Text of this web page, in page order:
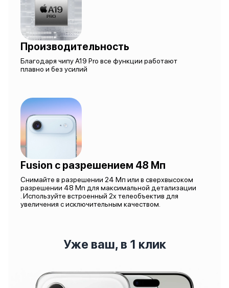
Производительность
Благодаря чипу A19 Pro все функции работают
плавно и без усилий
Fusion с разрешением 48 Мп
Снимайте в разрешении 24 Мп или в сверхвысоком
разрешении 48 Мп для максимальной детализации
. Используйте встроенный 2x телеобъектив для
увеличения с исключительным качеством.
Уже ваш, в 1 клик